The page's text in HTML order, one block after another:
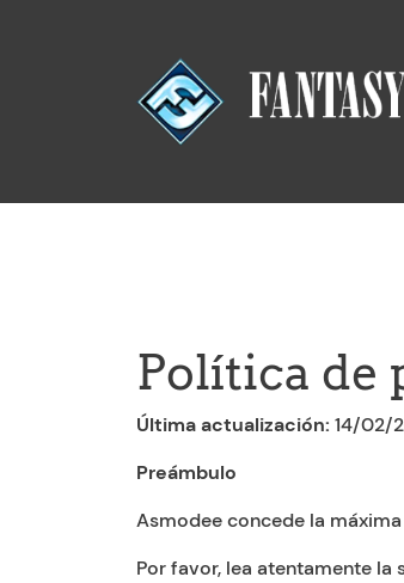
Política de
Última actualización: 14/02/
Preámbulo
Asmodee concede la
Por favor, lea atentamente